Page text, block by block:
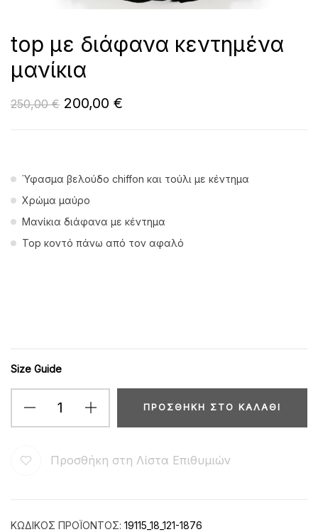
top με διάφανα κεντημένα
μανίκια
250,00€ 200,00 €
Ύφασμα βελούδο chiffon και τούλι με κέντημα
Χρώμα μαύρο
Μανίκια διάφανα με κέντημα
Top κοντό πάνω από τον αφαλό
Size Guide
ΠΡΟΣΘΉΚΗ ΣΤΟ ΚΑΛΆΘΙ
Προσθήκη στη Λίστα Επιθυμιών
ΚΩΔΙΚΌΣ ΠΡΟΪΌΝΤΟΣ: 19115_18_121-1876